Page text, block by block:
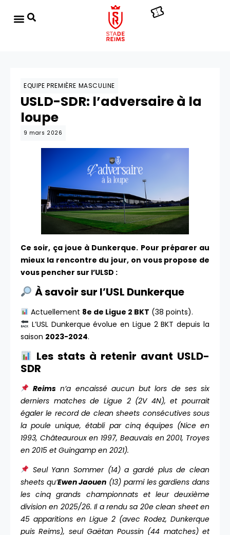
EQUIPE PREMIÈRE MASCULINE
USLD-SDR: l’adversaire à la
loupe
9 mars 2026
Ce soir, ça joue à Dunkerque. Pour préparer au
mieux la rencontre du jour, on vous propose de
vous pencher sur l’ULSD :
À savoir sur l’USL Dunkerque
Actuellement 8e de Ligue 2 BKT (38 points).
L’USL Dunkerque évolue en Ligue 2 BKT depuis la
saison 2023-2024.
Les stats à retenir avant USLD-
SDR
Reims n’a encaissé aucun but lors de ses six
derniers matches de Ligue 2 (2V 4N), et pourrait
égaler le record de clean sheets consécutives sous
la poule unique, établi par cinq équipes (Nice en
1993, Châteauroux en 1997, Beauvais en 2001, Troyes
en 2015 et Guingamp en 2021).
Seul Yann Sommer (14) a gardé plus de clean
sheets qu’Ewen Jaouen (13) parmi les gardiens dans
les cinq grands championnats et leur deuxième
division en 2025/26. Il a rendu sa 20e clean sheet en
45 apparitions en Ligue 2 (avec Rodez, Dunkerque
puis Reims), seul Gaëtan Poussin (44 matches) et